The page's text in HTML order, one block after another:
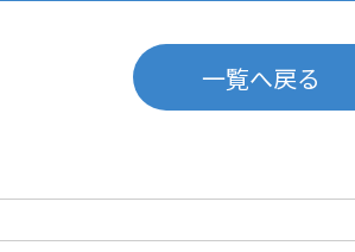
一覧へ戻る